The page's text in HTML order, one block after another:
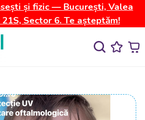
și fizic — București, Valea
Sector 6. Te așteptăm!